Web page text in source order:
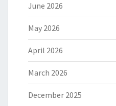
June 2026
May 2026
April 2026
March 2026
December 2025